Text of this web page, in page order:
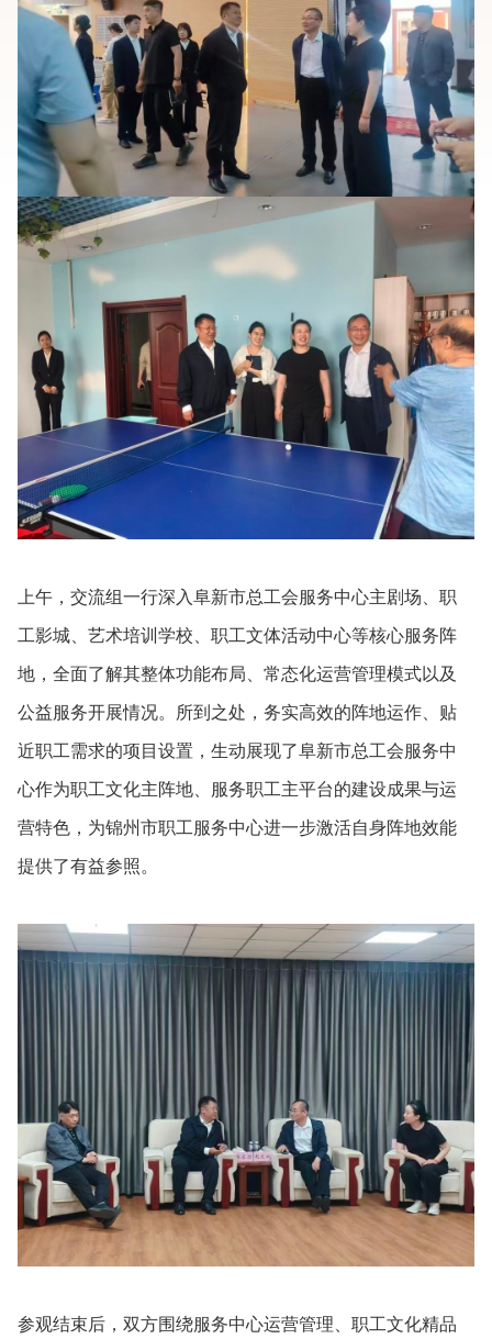
上午，交流组一行深入阜新市总工会服务中心主剧场、职
工影城、艺术培训学校、职工文体活动中心等核心服务阵
地，全面了解其整体功能布局、常态化运营管理模式以及
公益服务开展情况。所到之处，务实高效的阵地运作、贴
近职工需求的项目设置，生动展现了阜新市总工会服务中
心作为职工文化主阵地、服务职工主平台的建设成果与运
营特色，为锦州市职工服务中心进一步激活自身阵地效能
提供了有益参照。
参观结束后，双方围绕服务中心运营管理、职工文化精品